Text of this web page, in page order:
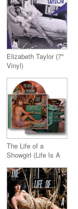
Elizabeth Taylor (7"
Vinyl)
The Life of a
Showgirl (Life Is A
Version)